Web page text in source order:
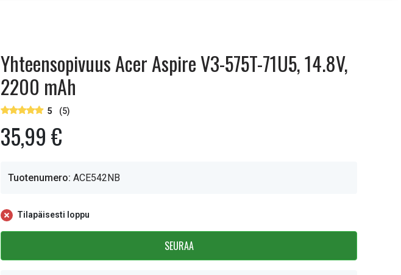
Yhteensopivuus Acer Aspire V3-575T-71U5, 14.8V,
2200 mAh
5 (5)
35,99 €
Tuotenumero: ACE542NB
Tilapäisesti loppu
SEURAA